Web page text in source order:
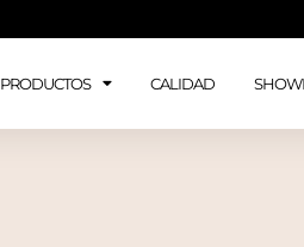
PRODUCTOS CALIDAD